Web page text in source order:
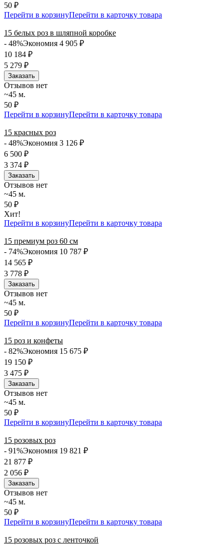
50 ₽
Перейти в корзинуПерейти в карточку товара
15 белых роз в шляпной коробке
- 48%Экономия 4 905 ₽
10 184 ₽
5 279 ₽
Заказать
Отзывов нет
~45 м.
50 ₽
Перейти в корзинуПерейти в карточку товара
15 красных роз
- 48%Экономия 3 126 ₽
6 500 ₽
3 374 ₽
Заказать
Отзывов нет
~45 м.
50 ₽
Хит!
Перейти в корзинуПерейти в карточку товара
15 премиум роз 60 см
- 74%Экономия 10 787 ₽
14 565 ₽
3 778 ₽
Заказать
Отзывов нет
~45 м.
50 ₽
Перейти в корзинуПерейти в карточку товара
15 роз и конфеты
- 82%Экономия 15 675 ₽
19 150 ₽
3 475 ₽
Заказать
Отзывов нет
~45 м.
50 ₽
Перейти в корзинуПерейти в карточку товара
15 розовых роз
- 91%Экономия 19 821 ₽
21 877 ₽
2 056 ₽
Заказать
Отзывов нет
~45 м.
50 ₽
Перейти в корзинуПерейти в карточку товара
15 розовых роз с ленточкой